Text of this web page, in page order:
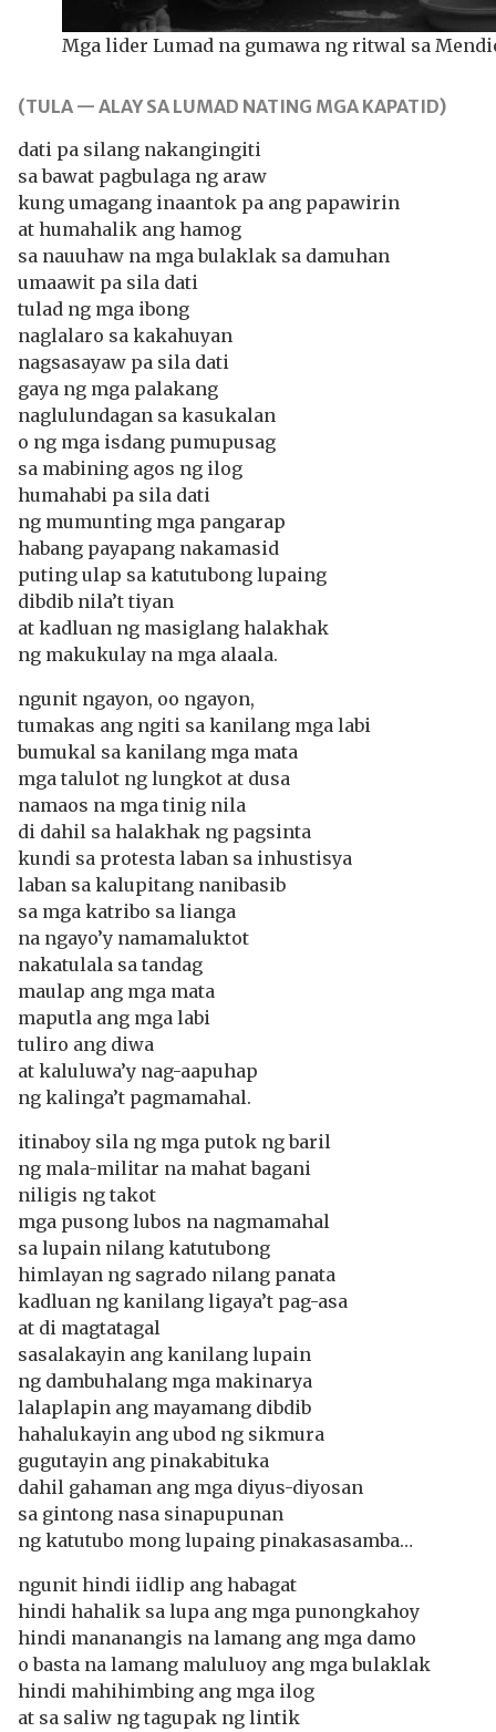
Mga lider Lumad na gumawa ng ritwal sa
(TULA — ALAY SA LUMAD NATING MGA KAPATID)
dati pa silang nakangingiti
sa bawat pagbulaga ng araw
kung umagang inaantok pa ang papawirin
at humahalik ang hamog
sa nauuhaw na mga bulaklak sa damuhan
umaawit pa sila dati
tulad ng mga ibong
naglalaro sa kakahuyan
nagsasayaw pa sila dati
gaya ng mga palakang
naglulundagan sa kasukalan
o ng mga isdang pumupusag
sa mabining agos ng ilog
humahabi pa sila dati
ng mumunting mga pangarap
habang payapang nakamasid
puting ulap sa katutubong lupaing
dibdib nila’t tiyan
at kadluan ng masiglang halakhak
ng makukulay na mga alaala.
ngunit ngayon, oo ngayon,
tumakas ang ngiti sa kanilang mga labi
bumukal sa kanilang mga mata
mga talulot ng lungkot at dusa
namaos na mga tinig nila
di dahil sa halakhak ng pagsinta
kundi sa protesta laban sa inhustisya
laban sa kalupitang nanibasib
sa mga katribo sa lianga
na ngayo’y namamaluktot
nakatulala sa tandag
maulap ang mga mata
maputla ang mga labi
tuliro ang diwa
at kaluluwa’y nag-aapuhap
ng kalinga’t pagmamahal.
itinaboy sila ng mga putok ng baril
ng mala-militar na mahat bagani
niligis ng takot
mga pusong lubos na nagmamahal
sa lupain nilang katutubong
himlayan ng sagrado nilang panata
kadluan ng kanilang ligaya’t pag-asa
at di magtatagal
sasalakayin ang kanilang lupain
ng dambuhalang mga makinarya
lalaplapin ang mayamang dibdib
hahalukayin ang ubod ng sikmura
gugutayin ang pinakabituka
dahil gahaman ang mga diyus-diyosan
sa gintong nasa sinapupunan
ng katutubo mong lupaing pinakasasamba…
ngunit hindi iidlip ang habagat
hindi hahalik sa lupa ang mga punongkahoy
hindi mananangis na lamang ang mga damo
o basta na lamang maluluoy ang mga bulaklak
hindi mahihimbing ang mga ilog
at sa saliw ng tagupak ng lintik